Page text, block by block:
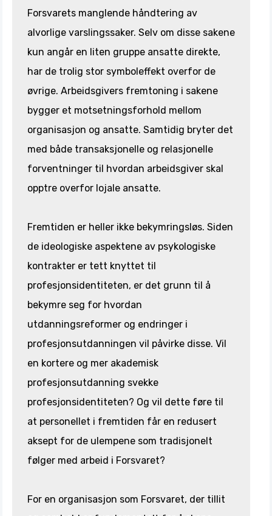
Forsvarets manglende håndtering av
alvorlige varslingssaker. Selv om disse sakene
kun angår en liten gruppe ansatte direkte,
har de trolig stor symboleffekt overfor de
øvrige. Arbeidsgivers fremtoning i sakene
bygger et motsetningsforhold mellom
organisasjon og ansatte. Samtidig bryter det
med både transaksjonelle og relasjonelle
forventninger til hvordan arbeidsgiver skal
opptre overfor lojale ansatte.
Fremtiden er heller ikke bekymringsløs. Siden
de ideologiske aspektene av psykologiske
kontrakter er tett knyttet til
profesjonsidentiteten, er det grunn til å
bekymre seg for hvordan
utdanningsreformer og endringer i
profesjonsutdanningen vil påvirke disse. Vil
en kortere og mer akademisk
profesjonsutdanning svekke
profesjonsidentiteten? Og vil dette føre til
at personellet i fremtiden får en redusert
aksept for de ulempene som tradisjonelt
følger med arbeid i Forsvaret?
For en organisasjon som Forsvaret, der tillit